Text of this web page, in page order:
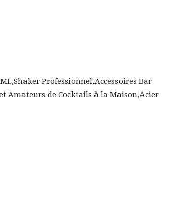
Professionnel,Accessoires Bar
Amateurs de Cocktails à la Maison,Acier